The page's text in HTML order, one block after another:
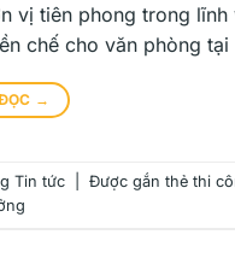
vị tiên phong trong
chế cho văn phòng
→
Tin tức Được gắn thẻ thi